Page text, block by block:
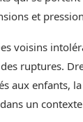
et
voisins
ruptures.
aux enfants,
un